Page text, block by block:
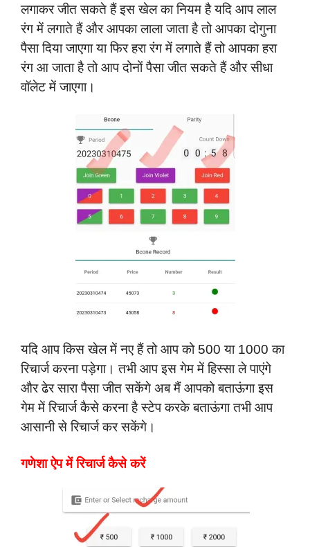
लगाकर जीत सकते हैं इस खेल का नियम है यदि आप लाल
रंग में लगाते हैं और आपका लाला जाता है तो आपका दोगुना
पैसा दिया जाएगा या फिर हरा रंग में लगाते हैं तो आपका हरा
रंग आ जाता है तो आप दोनों पैसा जीत सकते हैं और सीधा
वॉलेट में जाएगा।
यदि आप किस खेल में नए हैं तो आप को 500 या 1000 का
रिचार्ज करना पड़ेगा। तभी आप इस गेम में हिस्सा ले पाएंगे
और ढेर सारा पैसा जीत सकेंगे अब मैं आपको बताऊंगा इस
गेम में रिचार्ज कैसे करना है स्टेप करके बताऊंगा तभी आप
आसानी से रिचार्ज कर सकेंगे।
गणेशा ऐप में रिचार्ज कैसे करें